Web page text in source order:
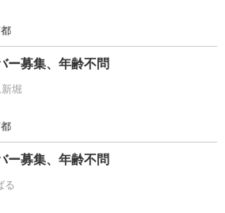
ー募集、年齢不問
堀
ー募集、年齢不問
る